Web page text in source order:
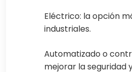
Eléctrico: la opción
industriales.
Automatizado o
mejorar la seguridad